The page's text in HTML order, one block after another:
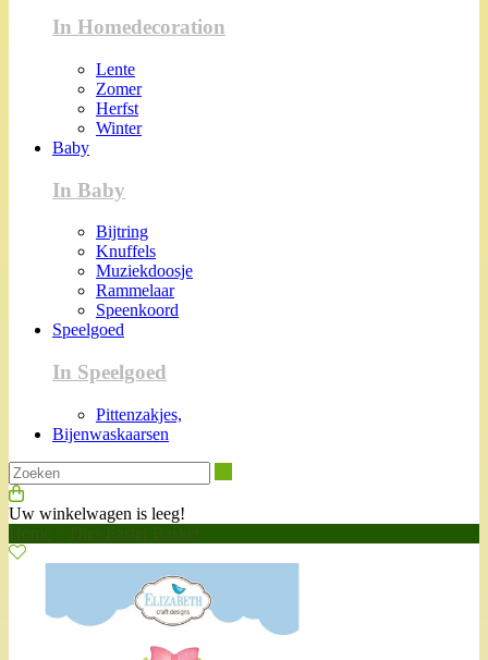
In Homedecoration
Lente
Zomer
Herfst
Winter
Baby
In Baby
Bijtring
Knuffels
Muziekdoosje
Rammelaar
Speenkoord
Speelgoed
In Speelgoed
Pittenzakjes,
Bijenwaskaarsen
Uw winkelwagen is leeg!
Home
Dies Easter Basket